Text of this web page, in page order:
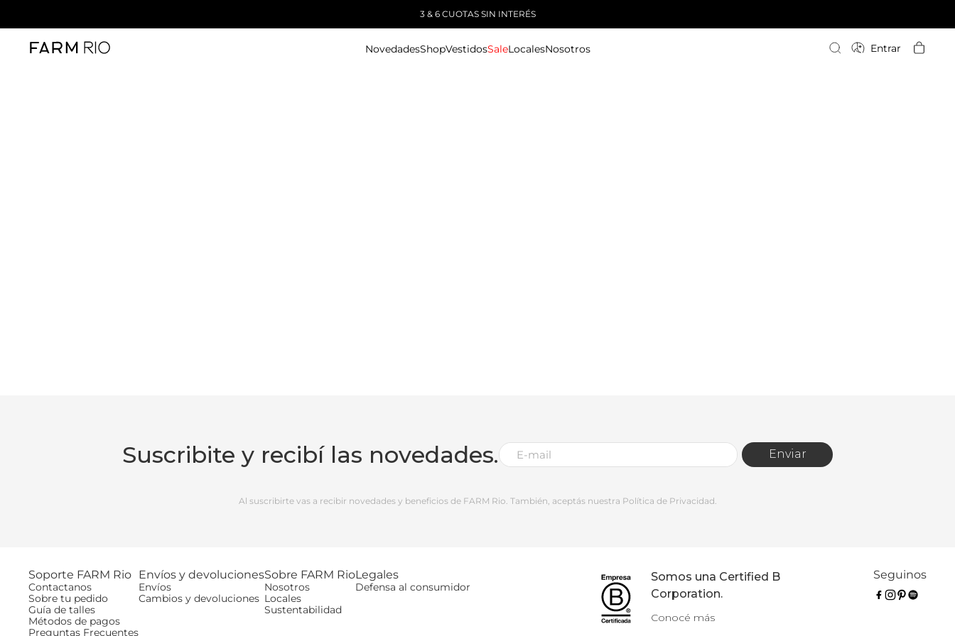
3 & 6 CUOTAS SIN INTERÉS
NovedadesShopVestidosSaleLocalesNosotros Entrar
Suscribite y recibí las novedades. Enviar
Al suscribirte vas a recibir novedades y beneficios de FARM Rio. También, aceptás nuestra Política de Privacidad.
Soporte FARM Rio
Contactanos
Sobre tu pedido
Guía de talles
Métodos de pagos
Preguntas Frecuentes
Envíos y devoluciones
Envíos
Cambios y devoluciones
Sobre FARM Rio
Nosotros
Locales
Sustentabilidad
Legales
Defensa al consumidor
Somos una Certified B
Corporation.
Conocé más
Seguinos